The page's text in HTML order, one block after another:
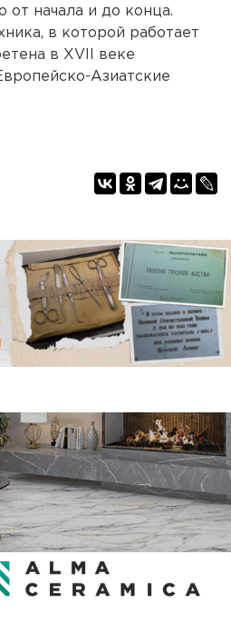
от начала и до конца.
в которой работает
в XVII веке
Азиатские